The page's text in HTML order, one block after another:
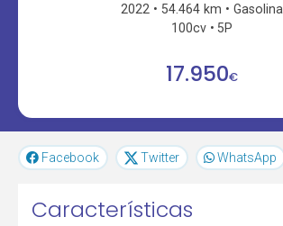
2022 54.464 km
Gasolina
100cv
5P
17.950€
Facebook Twitter WhatsApp
Características